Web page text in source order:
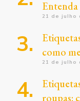
21 de julho
como
21 de julho
roupas: